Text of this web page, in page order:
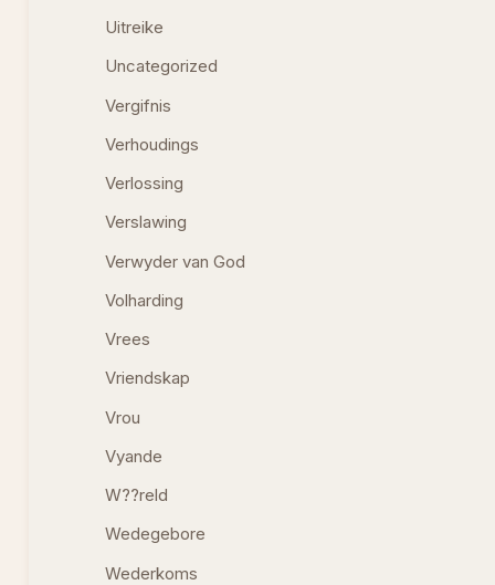
Uitreike
Uncategorized
Vergifnis
Verhoudings
Verlossing
Verslawing
Verwyder van God
Volharding
Vrees
Vriendskap
Vrou
Vyande
W??reld
Wedegebore
Wederkoms